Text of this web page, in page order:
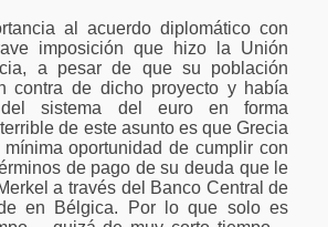
al acuerdo diplomático con
imposición que hizo la Unión
a pesar de que su población
contra de dicho proyecto y había
sistema del euro en forma
de este asunto es que Grecia
oportunidad de cumplir con
de pago de su deuda que le
a través del Banco Central de
en Bélgica. Por lo que solo es